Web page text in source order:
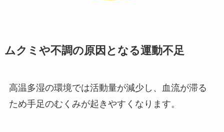
ムクミや不調の原因となる運動不足
高温多湿の環境では活動量が減少し、血流が滞る
ため手足のむくみが起きやすくなります。